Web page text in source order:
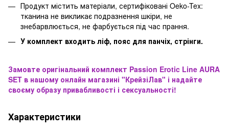
Продукт містить матеріали, сертифіковані Oeko-Tex:
тканина не викликає подразнення шкіри, не
знебарвлюється, не фарбується під час прання.
У комплект входить ліф, пояс для панчіх, стрінги.
Замовте оригінальний комплект Passion Erotic Line AURA
SET в нашому онлайн магазині "КрейзіЛав" і надайте
своєму образу привабливості і сексуальності!
Характеристики